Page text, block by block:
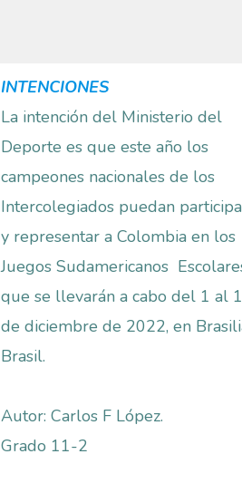
INTENCIONES
La intención del Ministerio del
Deporte es que este año los
campeones nacionales de los
Intercolegiados puedan
y representar a Colombia en los
Juegos Sudamericanos
que se llevarán a cabo del 1 al
de diciembre de 2022, en
Brasil.
Autor: Carlos F López.
Grado 11-2